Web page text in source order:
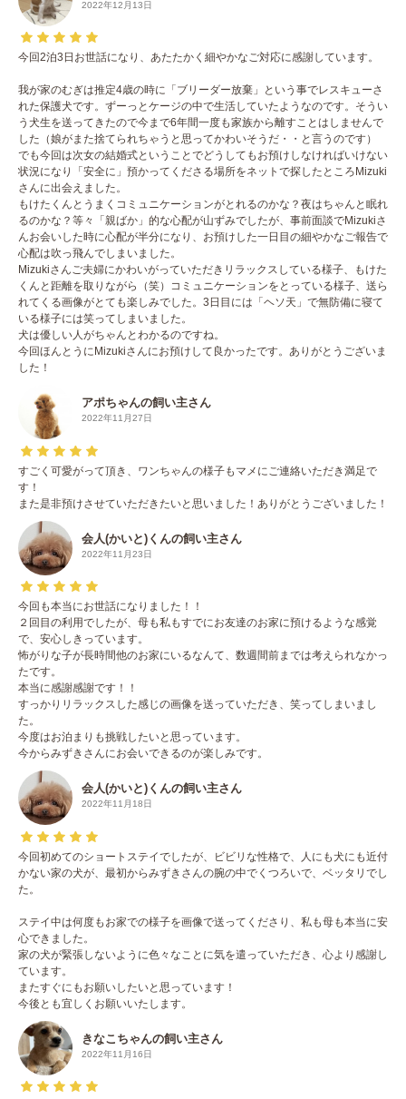
2022年12月13日
今回2泊3日お世話になり、あたたかく細やかなご対応に感謝しています。
我が家のむぎは推定4歳の時に「ブリーダー放棄」という事でレスキューさ
れた保護犬です。ずーっとケージの中で生活していたようなのです。そうい
う犬生を送ってきたので今まで6年間一度も家族から離すことはしませんで
した（娘がまた捨てられちゃうと思ってかわいそうだ・・と言うのです）
でも今回は次女の結婚式ということでどうしてもお預けしなければいけない
状況になり「安全に」預かってくださる場所をネットで探したところMizuki
さんに出会えました。
もけたくんとうまくコミュニケーションがとれるのかな？夜はちゃんと眠れ
るのかな？等々「親ばか」的な心配が山ずみでしたが、事前面談でMizukiさ
んお会いした時に心配が半分になり、お預けした一日目の細やかなご報告で
心配は吹っ飛んでしまいました。
Mizukiさんご夫婦にかわいがっていただきリラックスしている様子、もけた
くんと距離を取りながら（笑）コミュニケーションをとっている様子、送ら
れてくる画像がとても楽しみでした。3日目には「ヘソ天」で無防備に寝て
いる様子には笑ってしまいました。
犬は優しい人がちゃんとわかるのですね。
今回ほんとうにMizukiさんにお預けして良かったです。ありがとうございま
した！
アポちゃんの飼い主さん
2022年11月27日
すごく可愛がって頂き、ワンちゃんの様子もマメにご連絡いただき満足で
す！
また是非預けさせていただきたいと思いました！ありがとうございました！
会人(かいと)くんの飼い主さん
2022年11月23日
今回も本当にお世話になりました！！
２回目の利用でしたが、母も私もすでにお友達のお家に預けるような感覚
で、安心しきっています。
怖がりな子が長時間他のお家にいるなんて、数週間前までは考えられなかっ
たです。
本当に感謝感謝です！！
すっかりリラックスした感じの画像を送っていただき、笑ってしまいまし
た。
今度はお泊まりも挑戦したいと思っています。
今からみずきさんにお会いできるのが楽しみです。
会人(かいと)くんの飼い主さん
2022年11月18日
今回初めてのショートステイでしたが、ビビリな性格で、人にも犬にも近付
かない家の犬が、最初からみずきさんの腕の中でくつろいで、ベッタリでし
た。
ステイ中は何度もお家での様子を画像で送ってくださり、私も母も本当に安
心できました。
家の犬が緊張しないように色々なことに気を遣っていただき、心より感謝し
ています。
またすぐにもお願いしたいと思っています！
今後とも宜しくお願いいたします。
きなこちゃんの飼い主さん
2022年11月16日